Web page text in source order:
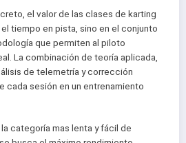
el valor de las clases de karting
tiempo en pista, sino en el conjunto
que permiten al piloto
La combinación de teoría aplicada,
de telemetría y corrección
cada sesión en un entrenamiento
categoría mas lenta y fácil de